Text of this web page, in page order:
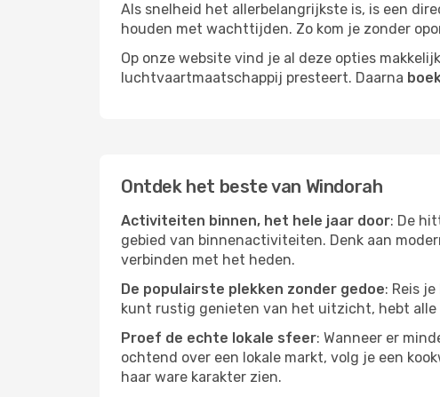
Als snelheid het allerbelangrijkste is, is een
houden met wachttijden. Zo kom je zonder
Op onze website vind je al deze opties
luchtvaartmaatschappij presteert. Daarna
Ontdek het beste van Windorah
Activiteiten binnen, het hele jaar door: De
gebied van binnenactiviteiten. Denk aan
verbinden met het heden.
De populairste plekken zonder gedoe: Reis
kunt rustig genieten van het uitzicht, hebt
Proef de echte lokale sfeer: Wanneer er
ochtend over een lokale markt, volg je een
haar ware karakter zien.